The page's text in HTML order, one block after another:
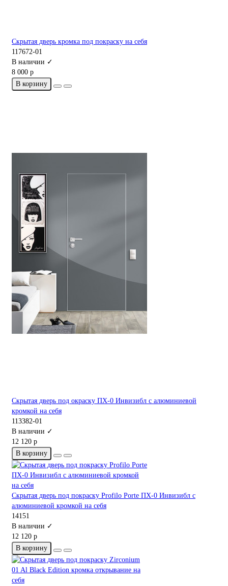
Скрытая дверь кромка под покраску на себя
117672-01
В наличии ✓
8 000 р
В корзину
Скрытая дверь под окраску ПХ-0 Инвизибл с алюминиевой
кромкой на себя
113382-01
В наличии ✓
12 120 р
В корзину
Скрытая дверь под покраску Profilo Porte ПХ-0 Инвизибл с
алюминиевой кромкой на себя
14151
В наличии ✓
12 120 р
В корзину